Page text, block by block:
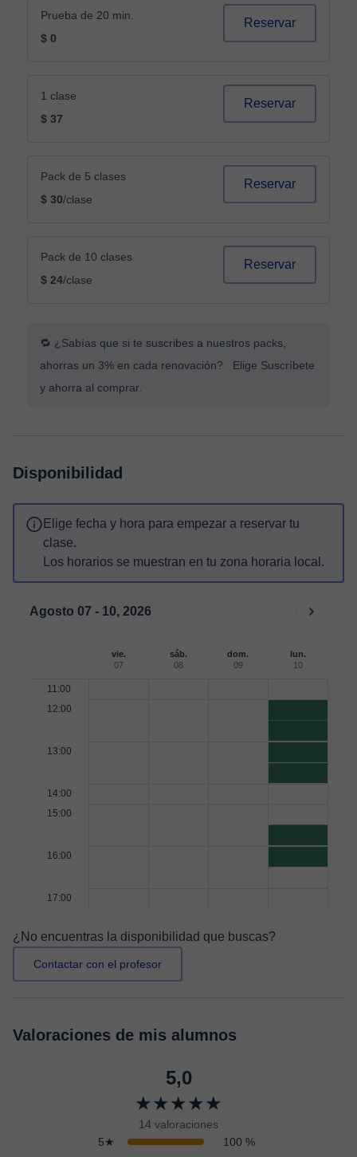
Prueba de 20 min.
$ 0
Reservar
1 clase
$ 37
Reservar
Pack de 5 clases
$ 30/clase
Reservar
Pack de 10 clases
$ 24/clase
Reservar
🔁 ¿Sabías que si te suscribes a nuestros packs,
ahorras un 3% en cada renovación? Elige Suscríbete
y ahorra al comprar.
Disponibilidad
Elige fecha y hora para empezar a reservar tu
clase.
Los horarios se muestran en tu zona horaria local.
Agosto 07 - 10, 2026
vie.
07
sáb.
08
dom.
09
lun.
10
11:00
12:00
13:00
14:00
15:00
16:00
17:00
¿No encuentras la disponibilidad que buscas?
Contactar con el profesor
Valoraciones de mis alumnos
5,0
★★★★★
14 valoraciones
5★
100 %